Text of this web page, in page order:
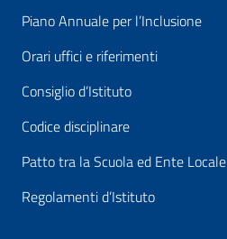
Piano Annuale per l’Inclusione
Orari uffici e riferimenti
Consiglio d’Istituto
Codice disciplinare
Patto tra la Scuola ed Ente Locale
Regolamenti d’Istituto